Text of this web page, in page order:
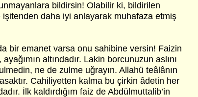
bildirsin! Olabilir ki, bildirilen
daha iyi anlayarak muhafaza etmiş
bir emanet varsa onu sahibine versin! Faizin
ayağımın altındadır. Lakin borcunuzun aslını
ne de zulme uğrayın. Allahü teâlânın
Cahiliyetten kalma bu çirkin âdetin her
İlk kaldırdığım faiz de Abdülmuttalib’in